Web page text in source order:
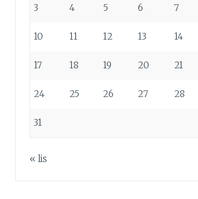
3 4 5 6 7
10 11 12 13 14
17 18 19 20 21
24 25 26 27 28
31
« lis